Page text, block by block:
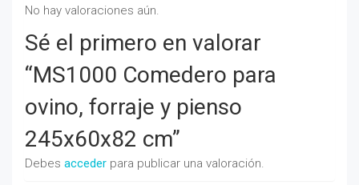
No hay valoraciones aún.
Sé el primero en valorar
“MS1000 Comedero para
ovino, forraje y pienso
245x60x82 cm”
Debes acceder para publicar una valoración.